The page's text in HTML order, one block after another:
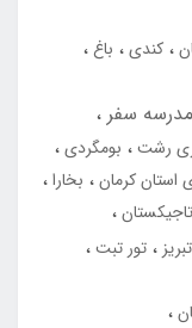
کندی
باغ
مدرسه سفر
رشت
بومگردی
استان کرمان
بخارا
تور تبت